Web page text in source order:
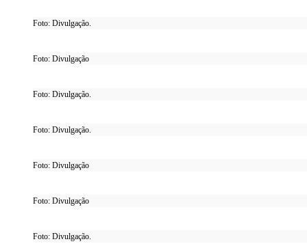
Foto: Divulgação.
Foto: Divulgação
Foto: Divulgação.
Foto: Divulgação.
Foto: Divulgação
Foto: Divulgação
Foto: Divulgação.